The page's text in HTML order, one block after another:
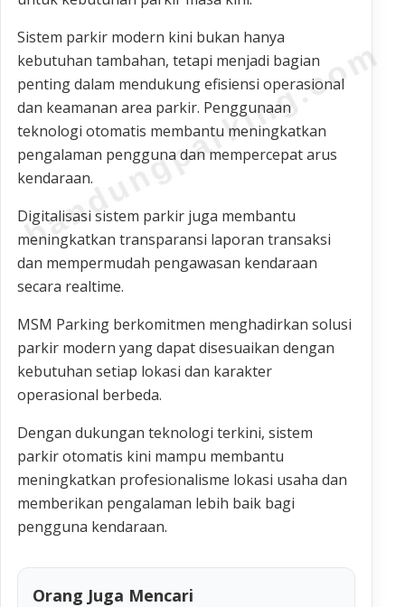
Sistem parkir modern kini bukan hanya
kebutuhan tambahan, tetapi menjadi bagian
penting dalam mendukung efisiensi operasional
dan keamanan area parkir. Penggunaan
teknologi otomatis membantu meningkatkan
pengalaman pengguna dan mempercepat arus
kendaraan.
Digitalisasi sistem parkir juga membantu
meningkatkan transparansi laporan transaksi
dan mempermudah pengawasan kendaraan
secara realtime.
MSM Parking berkomitmen menghadirkan solusi
parkir modern yang dapat disesuaikan dengan
kebutuhan setiap lokasi dan karakter
operasional berbeda.
Dengan dukungan teknologi terkini, sistem
parkir otomatis kini mampu membantu
meningkatkan profesionalisme lokasi usaha dan
memberikan pengalaman lebih baik bagi
pengguna kendaraan.
Orang Juga Mencari
bandungparking.com